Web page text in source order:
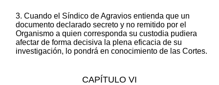
3. Cuando el Síndico de Agravios entienda que un
documento declarado secreto y no remitido por el
Organismo a quien corresponda su custodia pudiera
afectar de forma decisiva la plena eficacia de su
investigación, lo pondrá en conocimiento de las Cortes.
CAPÍTULO VI